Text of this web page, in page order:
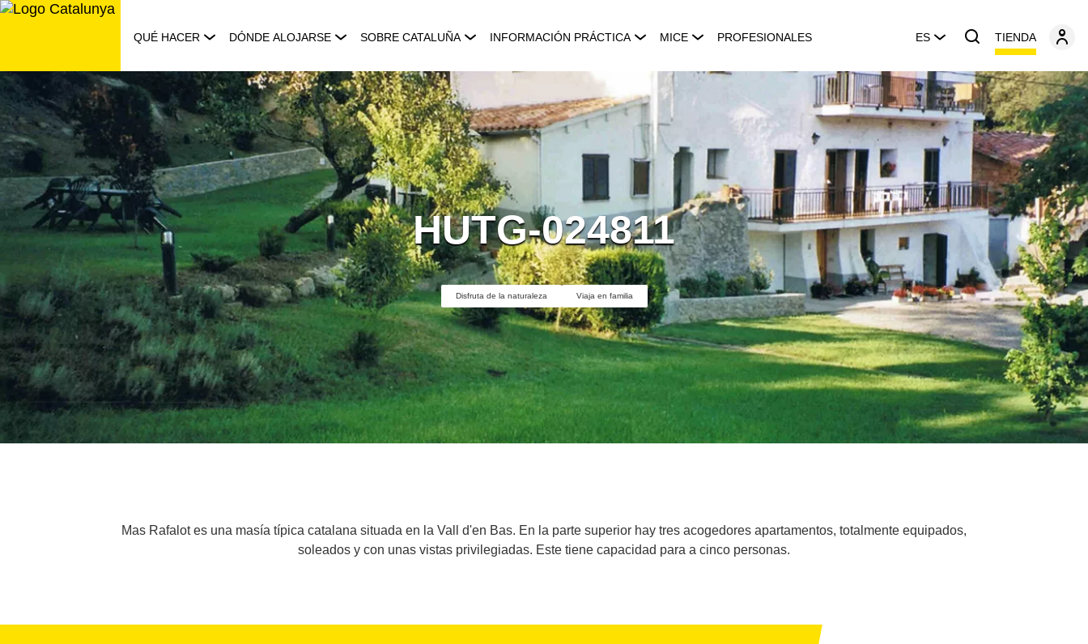
Saltar
QUÉ HACER DÓNDE ALOJARSE SOBRE CATALUÑA INFORMACIÓN PRÁCTICA MICE PROFESIONALES ES TIENDA
HUTG-024811
Disfruta de la naturaleza Viaja en familia
Mas Rafalot es una masía típica catalana situada en la Vall d'en Bas. En la parte superior hay tres acogedores apartamentos, totalmente equipados,
soleados y con unas vistas privilegiadas. Este tiene capacidad para a cinco personas.